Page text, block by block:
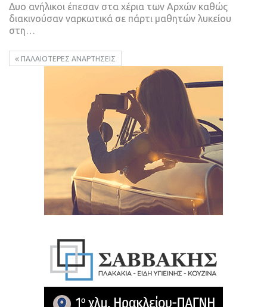
Δυο ανήλικοι έπεσαν στα χέρια των Αρχών καθώς
διακινούσαν ναρκωτικά σε πάρτι μαθητών λυκείου
στη…
ΠΑΛΑΙΌΤΕΡΕΣ ΑΝΑΡΤΉΣΕΙΣ